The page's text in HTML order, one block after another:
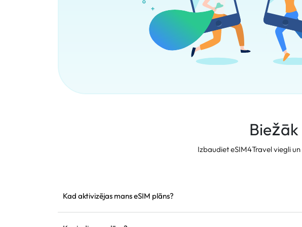
Izbaudiet eSIM4Travel viegli
Kad aktivizējas mans eSIM plāns?